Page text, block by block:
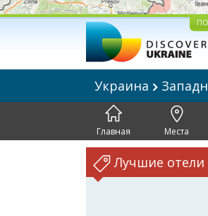
Украина
Главная Места
Лучшие отели